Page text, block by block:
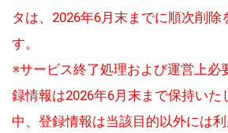
タは、2026年6月末までに順次削除
す。
※サービス終了処理および運営上必
録情報は2026年6月末まで保持いた
中、登録情報は当該目的以外には利